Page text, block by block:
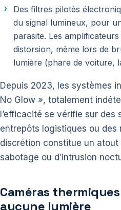
Des filtres pilotés
du signal lumineux, pour
parasite. Les
distorsion, même lors de
lumière (phare de voiture,
Depuis 2023, les systèmes
No Glow », totalement
l’efficacité se vérifie sur des
entrepôts logistiques ou des
discrétion constitue un
sabotage ou d’intrusion
Caméras
aucune lumière